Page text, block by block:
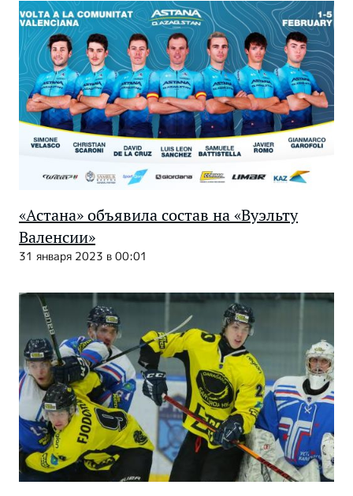
«Астана» объявила состав на «Вуэльту
Валенсии»
31 января 2023 в 00:01